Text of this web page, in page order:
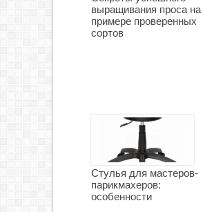
выращивания проса на
примере проверенных
сортов
Стулья для мастеров-
парикмахеров:
особенности